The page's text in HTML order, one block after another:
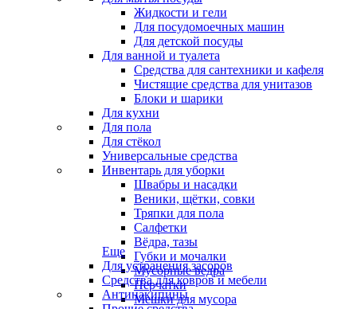
Жидкости и гели
Для посудомоечных машин
Для детской посуды
Для ванной и туалета
Средства для сантехники и кафеля
Чистящие средства для унитазов
Блоки и шарики
Для кухни
Для пола
Для стёкол
Универсальные средства
Инвентарь для уборки
Швабры и насадки
Веники, щётки, совки
Тряпки для пола
Салфетки
Вёдра, тазы
Губки и мочалки
Мусорные ведра
Перчатки
Мешки для мусора
Еще
Для устранения засоров
Средства для ковров и мебели
Антинакипины